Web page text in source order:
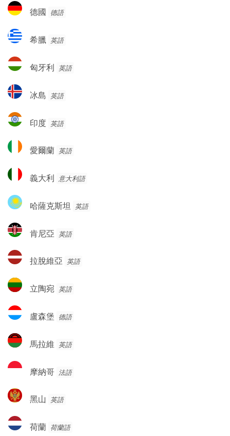
亞
德
國
德國 德語
希
臘
希臘 英語
匈
牙
匈牙利 英語
冰
島
冰島 英語
印
度
印度 英語
愛
爾
愛爾蘭 英語
義
大
義大利 意大利語
哈
薩
斯
哈薩克斯坦 英語
肯
尼
肯尼亞 英語
拉
脫
亞
拉脫維亞 英語
立
陶
立陶宛 英語
盧
森
盧森堡 德語
馬
拉
馬拉維 英語
摩
納
摩納哥 法語
黑
山
黑山 英語
荷
蘭
荷蘭 荷蘭語